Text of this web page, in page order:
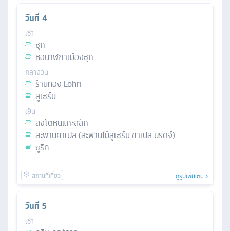
วันที่ 4
เช้า
ซุก
หอนาฬิกาเมืองซุก
กลางวัน
ร้านทอง Lohri
ลูเซิร์น
เย็น
สิงโตหินแกะสลัก
สะพานคาเปล (สะพานไม้ลูเซิร์น ชาเปล บริดจ์)
ซูริค
ดูรูปเพิ่มเติม
วันที่ 5
เช้า